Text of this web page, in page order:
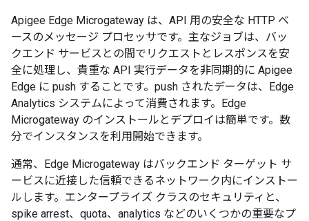
Apigee Edge Microgateway は、API 用の安全な HTTP ベ
ースのメッセージ プロセッサです。主なジョブは、バッ
クエンド サービスとの間でリクエストとレスポンスを安
全に処理し、貴重な API 実行データを非同期的に Apigee
Edge に push することです。push されたデータは、Edge
Analytics システムによって消費されます。Edge
Microgateway のインストールとデプロイは簡単です。数
分でインスタンスを利用開始できます。
通常、Edge Microgateway はバックエンド ターゲット サ
ービスに近接した信頼できるネットワーク内にインストー
ルします。エンタープライズ クラスのセキュリティと、
spike arrest、quota、analytics などのいくつかの重要なプ